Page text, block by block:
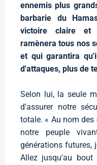
ennemis plus
barbarie du
victoire claire et
ramènera tous nos
et qui garantira
d'attaques, plus de
Selon lui, la seule
d'assurer notre
totale. « Au nom
notre peuple
générations futures,
Allez jusqu'au